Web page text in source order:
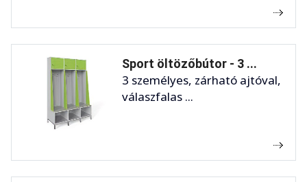
Sport öltözőbútor - 3 ...
3 személyes, zárható ajtóval,
válaszfalas ...